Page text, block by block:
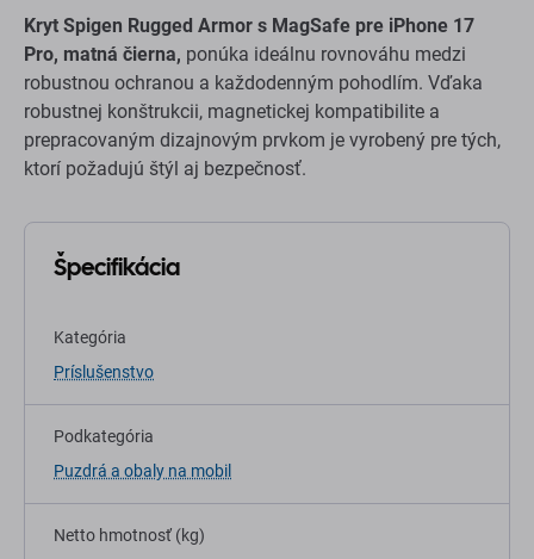
Kryt Spigen Rugged Armor s MagSafe pre iPhone 17
Pro, matná čierna, ponúka ideálnu rovnováhu medzi
robustnou ochranou a každodenným pohodlím. Vďaka
robustnej konštrukcii, magnetickej kompatibilite a
prepracovaným dizajnovým prvkom je vyrobený pre tých,
ktorí požadujú štýl aj bezpečnosť.
Špecifikácia
Kategória
Príslušenstvo
Podkategória
Puzdrá a obaly na mobil
Netto hmotnosť (kg)